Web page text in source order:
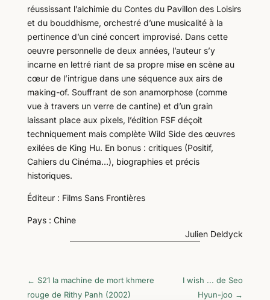
réussissant l’alchimie du Contes du Pavillon des Loisirs
et du bouddhisme, orchestré d’une musicalité à la
pertinence d’un ciné concert improvisé. Dans cette
oeuvre personnelle de deux années, l’auteur s’y
incarne en lettré riant de sa propre mise en scène au
cœur de l’intrigue dans une séquence aux airs de
making-of. Souffrant de son anamorphose (comme
vue à travers un verre de cantine) et d’un grain
laissant place aux pixels, l’édition FSF déçoit
techniquement mais complète Wild Side des œuvres
exilées de King Hu. En bonus : critiques (Positif,
Cahiers du Cinéma…), biographies et précis
historiques.
Éditeur : Films Sans Frontières
Pays : Chine
Julien Deldyck
← S21 la machine de mort khmere
rouge de Rithy Panh (2002)
I wish ... de Seo
Hyun-joo →